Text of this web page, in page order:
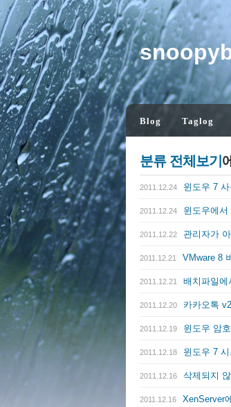
Blog Taglog
분류 전체보기
2011.12.24 윈도우 7
2011.12.24 윈도우에
2011.12.22 관리자가
2011.12.21 VMware 8
2011.12.21 배치파일에
2011.12.20 카카오톡
2011.12.19 윈도우 암
2011.12.18 윈도우 7
2011.12.16 삭제되지
2011.12.16 XenServer